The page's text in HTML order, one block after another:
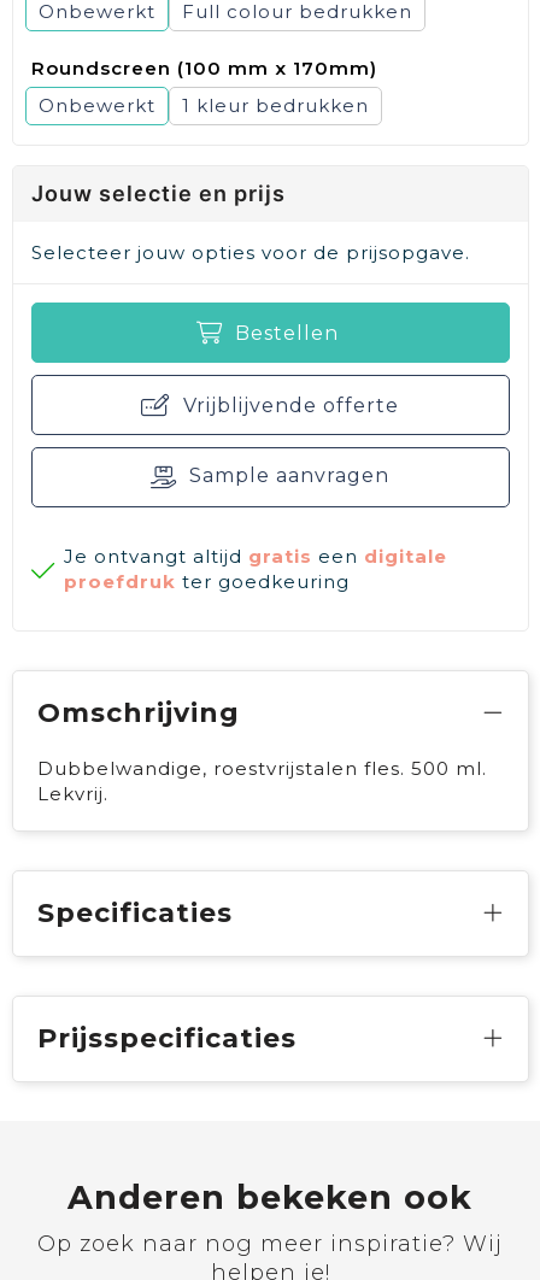
Onbewerkt Full colour
Roundscreen (100 mm x 170mm)
Onbewerkt
1
Jouw selectie en prijs
Selecteer jouw opties voor de prijsopgave.
Bestellen
Vrijblijvende offerte
Sample aanvragen
Je ontvangt altijd gratis een digitale
proefdruk ter goedkeuring
Omschrijving
Dubbelwandige, roestvrijstalen fles. 500 ml.
Lekvrij.
Specificaties
Prijsspecificaties
Anderen bekeken ook
Op zoek naar nog meer inspiratie? Wij
helpen je!